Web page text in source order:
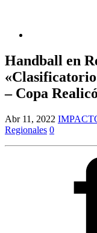
Handball en
«Clasificatorio
– Copa
Abr 11, 2022
Regionales 0